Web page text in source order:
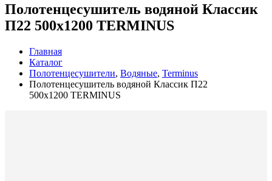
Полотенцесушитель водяной Классик
П22 500х1200 TERMINUS
Главная
Каталог
Полотенцесушители, Водяные, Terminus
Полотенцесушитель водяной Классик П22
500х1200 TERMINUS